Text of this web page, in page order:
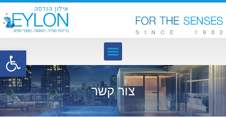
פתח סרגל נגישות
צור קשר